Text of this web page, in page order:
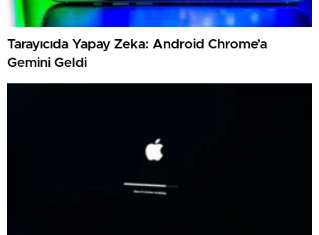
Tarayıcıda Yapay Zeka: Android Chrome’a
Gemini Geldi